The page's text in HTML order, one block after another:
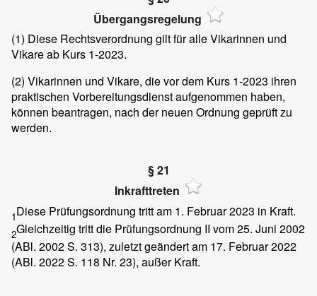
Übergangsregelung
(1) Diese Rechtsverordnung gilt für alle Vikarinnen und
Vikare ab Kurs 1-2023.
(2) Vikarinnen und Vikare, die vor dem Kurs 1-2023 ihren
praktischen Vorbereitungsdienst aufgenommen haben,
können beantragen, nach der neuen Ordnung geprüft zu
werden.
§ 21
Inkrafttreten
1Diese Prüfungsordnung tritt am 1. Februar 2023 in Kraft.
2Gleichzeitig tritt die Prüfungsordnung II vom 25. Juni 2002
(ABl. 2002 S. 313), zuletzt geändert am 17. Februar 2022
(ABl. 2022 S. 118 Nr. 23), außer Kraft.